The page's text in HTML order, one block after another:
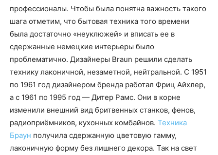
профессионалы. Чтобы была понятна важность такого
шага отметим, что бытовая техника того времени
была достаточно «неуклюжей» и вписать ее в
сдержанные немецкие интерьеры было
проблематично. Дизайнеры Braun решили сделать
технику лаконичной, незаметной, нейтральной. С 1951
по 1961 год дизайнером бренда работал Фриц Айхлер,
а с 1961 по 1995 год — Дитер Рамс. Они в корне
изменили внешний вид бритвенных станков, фенов,
радиоприёмников, кухонных комбайнов. Техника
Браун получила сдержанную цветовую гамму,
лаконичную форму без лишнего декора. Так на свет